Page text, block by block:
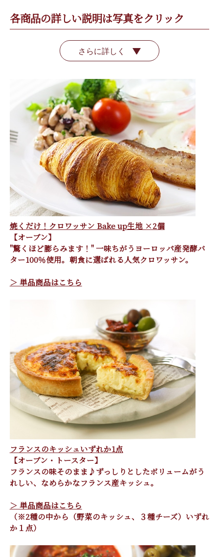
各商品の詳しい説明は写真をクリック
さらに詳しく
焼くだけ！クロワッサン Bake up生地 ×2個
【オーブン】
"驚くほど膨らみます！" 一味ちがうヨーロッパ産発酵バ
ター100％使用。朝食に選ばれる人気クロワッサン。
＞ 単品商品はこちら
フランスのキッシュいずれか1点
【オーブン・トースター】
フランスの味そのまま♪ずっしりとしたボリュームがう
れしい、なめらかなフランス産キッシュ。
＞ 単品商品はこちら
（※2種の中から（野菜のキッシュ、３種チーズ）いずれ
か１点）